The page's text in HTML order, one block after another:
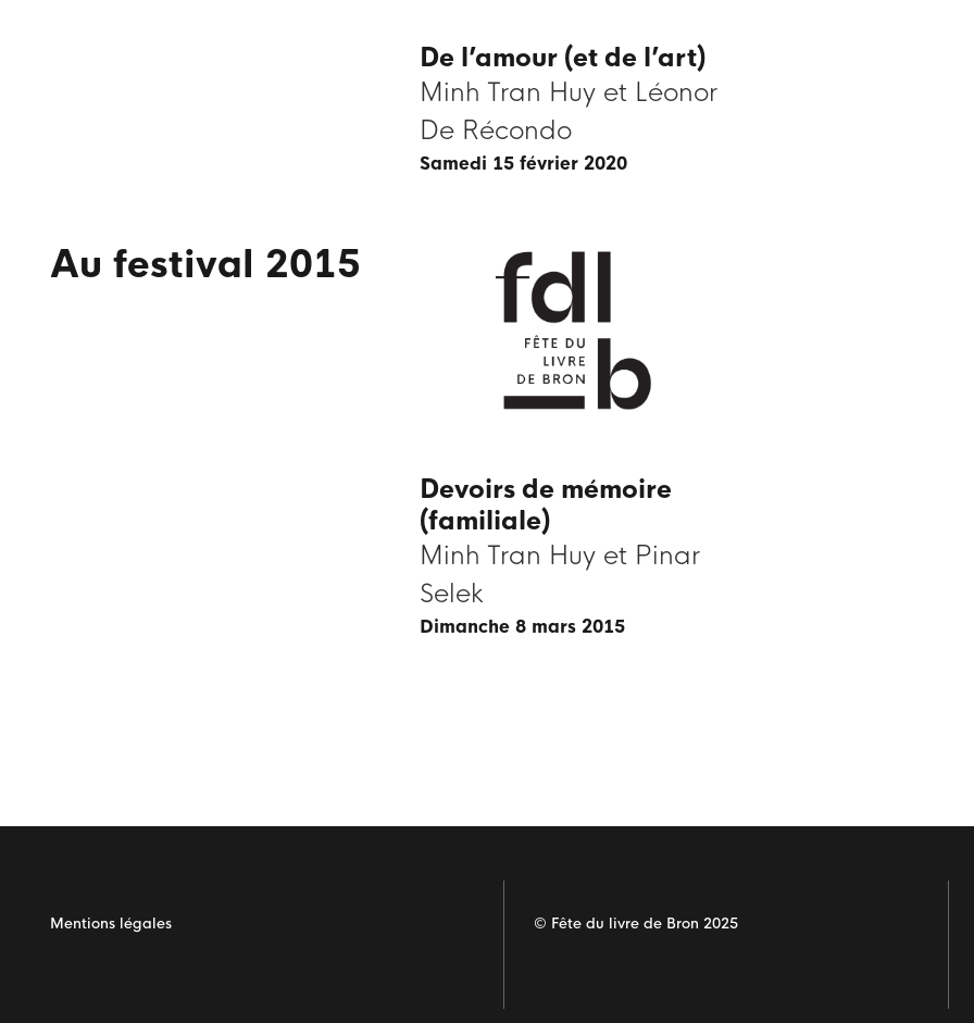
De l’amour (et de l’art)
Minh Tran Huy et Léonor
De Récondo
samedi 15 février 2020
Au festival 2015
Devoirs de mémoire
(familiale)
Minh Tran Huy et Pinar
Selek
dimanche 8 mars 2015
Mentions légales © Fête du livre de Bron 2025